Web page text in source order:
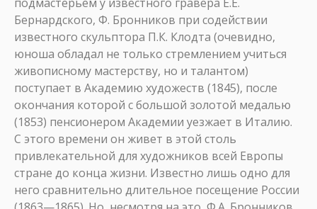
Бернардского, Ф. Бронников при содействии
известного скульптора П.К. Клодта (очевидно,
юноша обладал не только стремлением учиться
живописному мастерству, но и талантом)
поступает в Академию художеств (1845), после
окончания которой с большой золотой медалью
(1853) пенсионером Академии уезжает в Италию.
С этого времени он живет в этой столь
привлекательной для художников всей Европы
стране до конца жизни. Известно лишь одно для
него сравнительно длительное посещение России